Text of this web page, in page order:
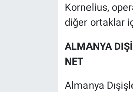
Kornelius,
diğer ortaklar
ALMANYA
NET
Almanya